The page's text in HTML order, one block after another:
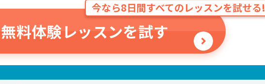
今なら8日間すべてのレッスンを試せる!
無料体験レッスンを試す